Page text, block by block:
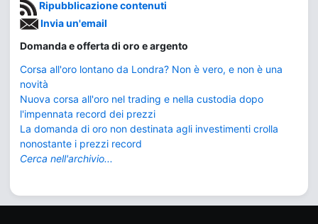
Ripubblicazione contenuti
Invia un'email
Domanda e offerta di oro e argento
Corsa all'oro lontano da Londra? Non è vero, e non è una
novità
Nuova corsa all'oro nel trading e nella custodia dopo
l'impennata record dei prezzi
La domanda di oro non destinata agli investimenti crolla
nonostante i prezzi record
Cerca nell'archivio...